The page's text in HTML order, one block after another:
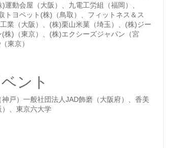
動会屋（大阪）、九電工労組（福岡）、
トヨペット(株)（鳥取）、フィットネス＆ス
業（大阪）、(株)栗山米菓（埼玉）、(株)ジー
株)（東京）、(株)エクシーズジャパン（宮
東京）
ント
戸）一般社団法人JAD飾磨（大阪府）、香美
、東京六大学